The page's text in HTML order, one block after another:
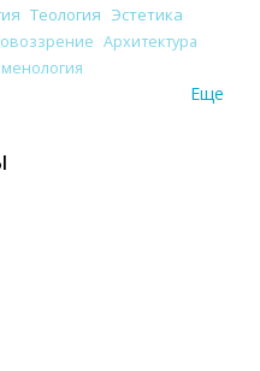
Теология Эстетика
Архитектура
Еще